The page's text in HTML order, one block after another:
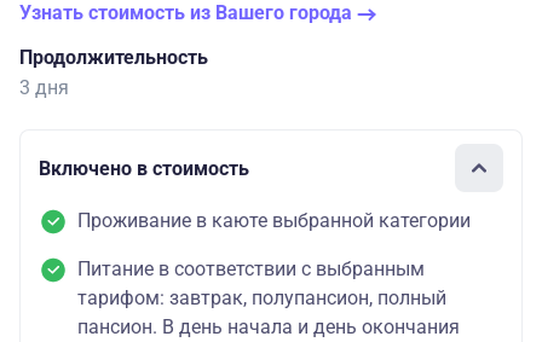
Узнать стоимость из Вашего города
Продолжительность
3 дня
Включено в стоимость
Проживание в каюте выбранной категории
Питание в соответствии с выбранным
тарифом: завтрак, полупансион, полный
пансион. В день начала и день окончания